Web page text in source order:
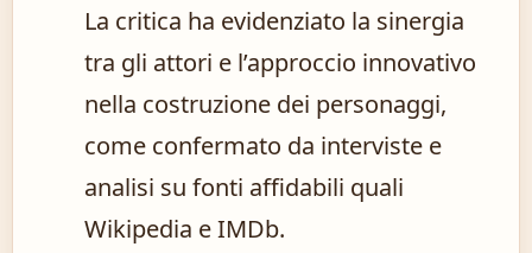
La critica ha evidenziato la sinergia
tra gli attori e l’approccio innovativo
nella costruzione dei personaggi,
come confermato da interviste e
analisi su fonti affidabili quali
Wikipedia e IMDb.